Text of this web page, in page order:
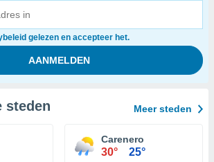
gelezen en accepteer het.
steden Meer steden
Carenero
30° 25°